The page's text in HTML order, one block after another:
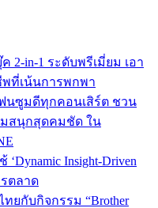
2-in-1 ระดับพรีเมี่ยม เอา
พที่เน้นการพกพา
ฟนซูมดีทุกคอนเสิร์ต ชวน
มสนุกสุดคมชัด ใน
Insight-Driven
รตลาด
ยกับกิจกรรม “Brother